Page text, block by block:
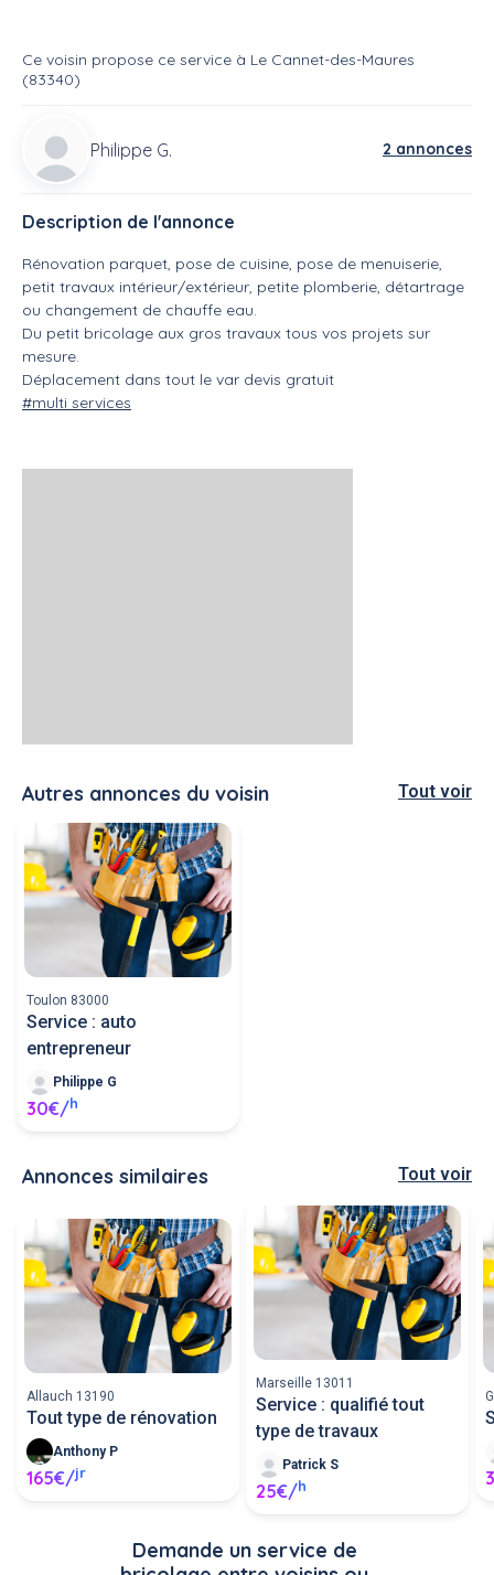
Ce voisin propose ce service à Le Cannet-des-Maures
(83340)
Philippe G. 2 annonces
Description de l'annonce
Rénovation parquet, pose de cuisine, pose de menuiserie,
petit travaux intérieur/extérieur, petite plomberie, détartrage
ou changement de chauffe eau.
Du petit bricolage aux gros travaux tous vos projets sur
mesure.
Déplacement dans tout le var devis gratuit
#multi services
Autres annonces du voisin Tout voir
Toulon 83000
Service : auto
entrepreneur
Philippe G
30€/h
Annonces similaires Tout voir
Allauch 13190
Tout type de rénovation
Anthony P
165€/jr
Marseille 13011
Service : qualifié tout
type de travaux
Patrick S
25€/h
Demande un service de